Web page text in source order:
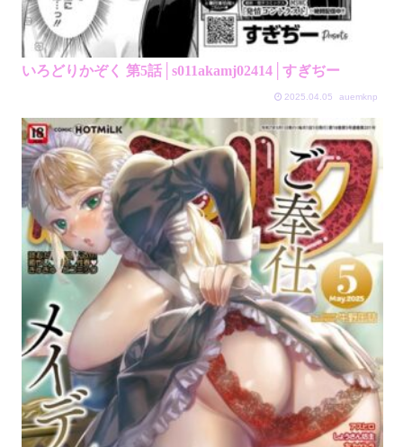
いろどりかぞく 第5話│s011akamj02414│すぎぢー
2025.04.05 auemknp